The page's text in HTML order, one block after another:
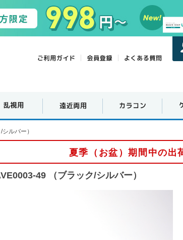
ルバー）
夏季（お盆）期間中の出
49 （ブラック/シルバー）